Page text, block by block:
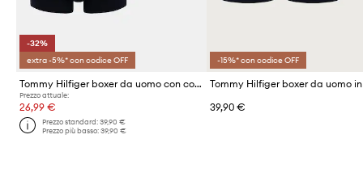
-32%
extra -5%* con codice OFF
Tommy Hilfiger boxer da uomo con cotone pacco da 3
Prezzo attuale:
26,99 €
Prezzo standard:39,90 €
Prezzo più basso:39,90 €
-15%* con codice OFF
39,90 €